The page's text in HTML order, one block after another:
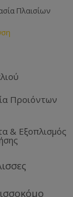
Πλαισίων
Προιόντων
& Εξοπλισμός